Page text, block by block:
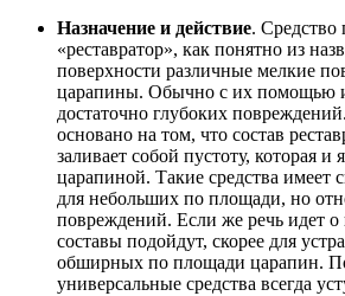
Назначение и действие. Средство
«реставратор», как понятно из
поверхности различные мелкие
царапины. Обычно с их помощью
достаточно глубоких
основано на том, что состав
заливает собой пустоту, которая и
царапиной. Такие средства имеет
для небольших по площади, но
повреждений. Если же речь идет о
составы подойдут, скорее для
обширных по площади царапин.
универсальные средства всегда